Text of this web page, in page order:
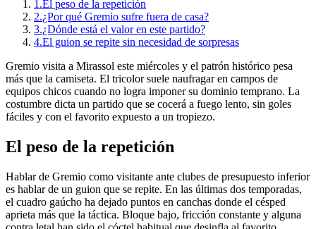
1.El peso de la repetición
2.¿Por qué Gremio sufre fuera de casa?
3.¿Dónde está el valor en este partido?
4.El guion se repite sin necesidad de sorpresas
Gremio visita a Mirassol este miércoles y el patrón histórico pesa
más que la camiseta. El tricolor suele naufragar en campos de
equipos chicos cuando no logra imponer su dominio temprano. La
costumbre dicta un partido que se cocerá a fuego lento, sin goles
fáciles y con el favorito expuesto a un tropiezo.
El peso de la repetición
Hablar de Gremio como visitante ante clubes de presupuesto inferior
es hablar de un guion que se repite. En las últimas dos temporadas,
el cuadro gaúcho ha dejado puntos en canchas donde el césped
aprieta más que la táctica. Bloque bajo, fricción constante y alguna